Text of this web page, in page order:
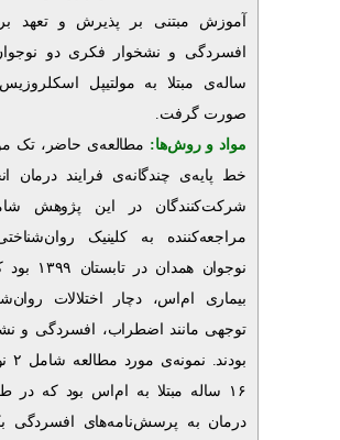
بر پذیرش و تعهد بر اضطراب،
افسردگی و نشخوار فکری دو نوجوان ۱۳ و ۱۶
به مولتیپل اسکلروزیس در همدان
مطالعه‌ی حاضر، تک موردی از نوع
چندگانه‌ی فرایند درمانانجام گرفت.
در این پژوهش شامل بیماران
به کلینیک روان‌شناختی کودک و
در تابستان ۱۳۹۹ بود که علاوه بر
ام‌اس، دچار اختلالات روان‌شناختی قابل
اضطراب، افسردگی و نشخوار فکری
بودند. نمونه‌ی مورد مطالعه شامل ۲ نوجوان ۱۳ و
۱۶ ساله مبتلا به ام‌اس بود که در طی ۸ جلسه
پرسش‌نامه‌هایافسردگی بک ویراست